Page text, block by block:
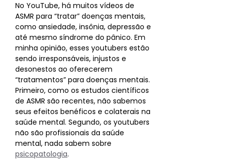
No YouTube, há muitos vídeos de
ASMR para “tratar” doenças mentais,
como ansiedade, insônia, depressão e
até mesmo síndrome do pânico. Em
minha opinião, esses youtubers estão
sendo irresponsáveis, injustos e
desonestos ao oferecerem
“tratamentos” para doenças mentais.
Primeiro, como os estudos científicos
de ASMR são recentes, não sabemos
seus efeitos benéficos e colaterais na
saúde mental. Segundo, os youtubers
não são profissionais da saúde
mental, nada sabem sobre
psicopatologia.